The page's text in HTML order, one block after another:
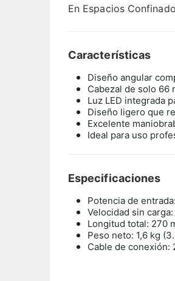
En Espacios
Características
Diseño angular
Cabezal de solo 66
Luz LED integrada
Diseño ligero que
Excelente
Ideal para uso
Especificaciones
Potencia de
Velocidad sin
Longitud total: 270
Peso neto: 1,6 kg
Cable de conexión: